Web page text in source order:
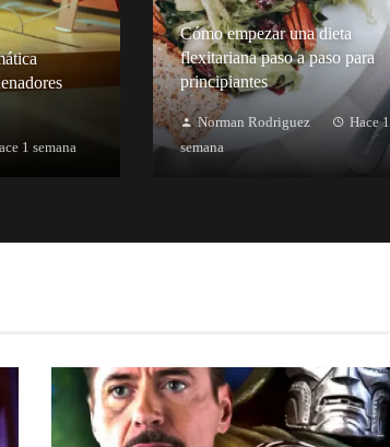
1 semana
Cómo empezar una dieta
flexitariana paso a paso para
principiantes
Norman Rodriguez
Hace 1
semana